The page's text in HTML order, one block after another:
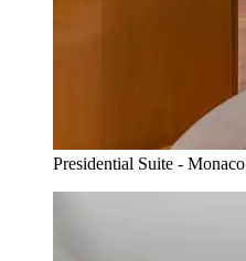
Presidential Suite - Monaco